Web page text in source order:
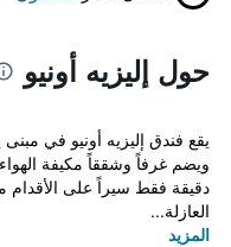
حول إليزيه أونيو
دقيقة فقط سيراً على
العازلة...
المزيد